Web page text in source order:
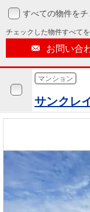
中古
マン
ショ
ンを
探す
資
用
物
件
無
料
査
定
取り
金額
試算
店舗のご
案内（首
都圏）
ごあいさ
つ
経営ビジ
ョン
沿革
会社案内
（電子ブ
ック版）
新卒採用
情報
採用情報
法人のお客さま
提携企業にお勤め
すべての物件をチ
チェックした物件すべてを
お問い合
マンション
サンクレ